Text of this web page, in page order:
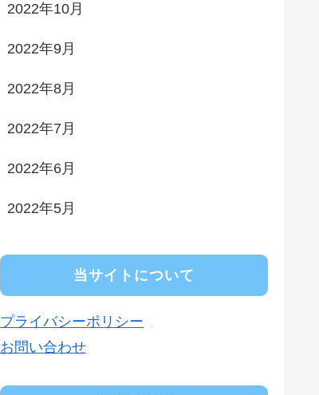
2022年10月
2022年9月
2022年8月
2022年7月
2022年6月
2022年5月
当サイトについて
プライバシーポリシー
お問い合わせ